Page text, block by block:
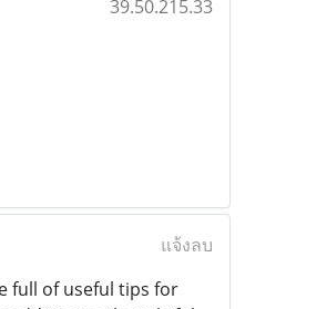
39.50.215.33
แจ้งลบ
full of useful tips for